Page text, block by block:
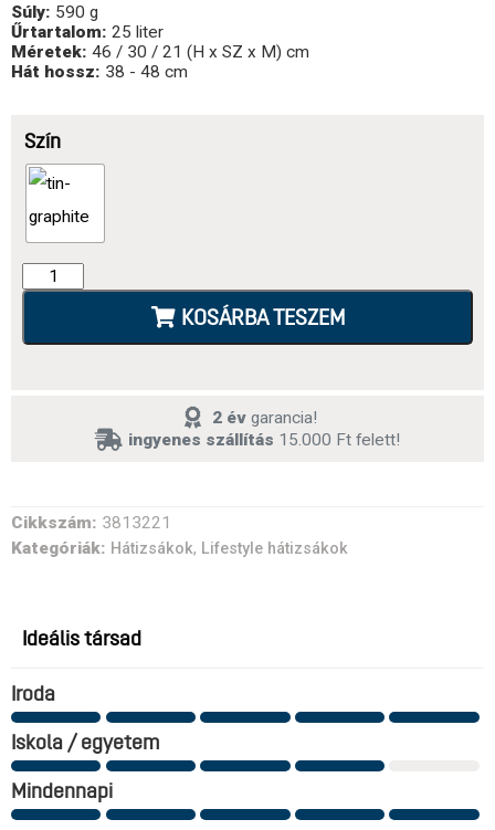
Súly: 590 g
Űrtartalom: 25 liter
Méretek: 46 / 30 / 21 (H x SZ x M) cm
Hát hossz: 38 - 48 cm
Szín
KOSÁRBA TESZEM
2 évgarancia!
ingyenes szállítás 15.000 Ft felett!
Cikkszám: 3813221
Kategóriák: Hátizsákok, Lifestyle hátizsákok
Ideális társad
Iroda
Iskola / egyetem
Mindennapi